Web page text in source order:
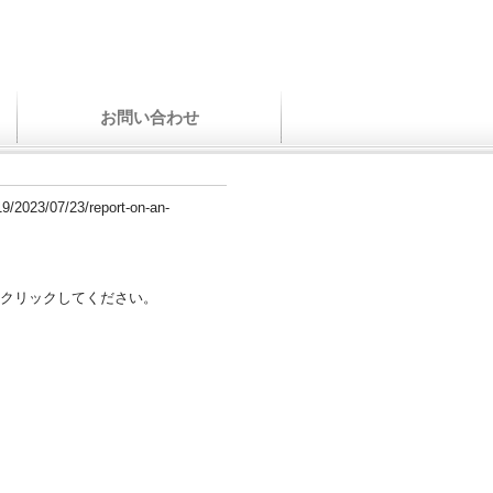
お問い合わせ
2023/07/23/report-on-an-
リックしてください。